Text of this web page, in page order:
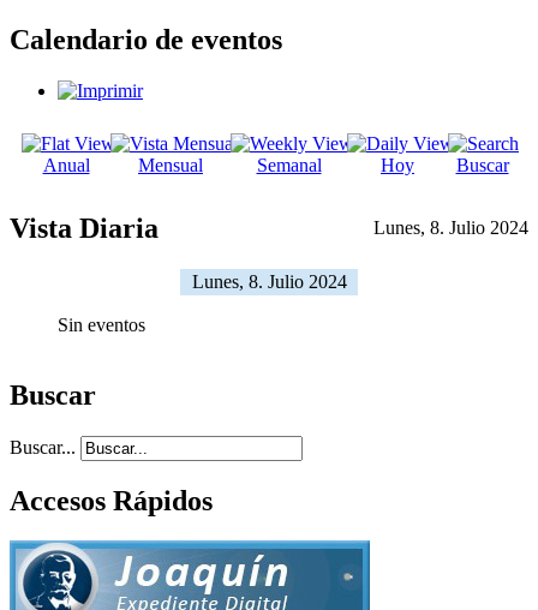
Calendario de eventos
Anual Mensual Semanal Hoy Buscar
Vista Diaria Lunes, 8. Julio 2024
Lunes, 8. Julio 2024
Sin eventos
Buscar
Buscar...
Accesos Rápidos